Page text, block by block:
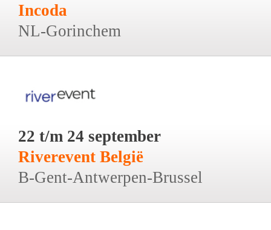
Incoda
NL-Gorinchem
22 t/m 24 september
Riverevent België
B-Gent-Antwerpen-Brussel